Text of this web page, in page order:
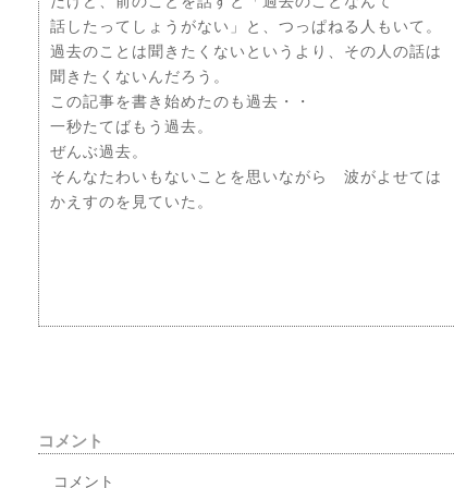
話したってしょうがない」と、つっぱねる人もいて。
過去のことは聞きたくないというより、その人の話は
聞きたくないんだろう。
この記事を書き始めたのも過去・・
一秒たてばもう過去。
ぜんぶ過去。
そんなたわいもないことを思いながら 波がよせては
かえすのを見ていた。
コメント
コメント